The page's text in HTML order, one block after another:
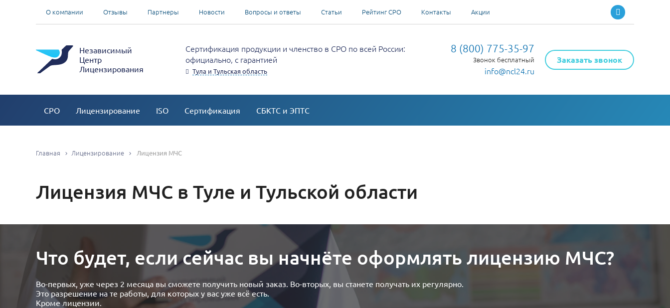
О компании Отзывы Партнеры Новости Вопросы и ответы Статьи Рейтинг СРО Контакты Акции
Независимый
Центр
Лицензирования
Сертификация продукции и членство в СРО по всей России:
официально, с гарантией
Тула и Тульская область
8 (800) 775-35-97
Звонок бесплатный
info@ncl24.ru
Заказать звонок
СРО Лицензирование ISO Сертификация СБКТС и ЭПТС
Главная Лицензирование Лицензия МЧС
Лицензия МЧС в Туле и Тульской области
Что будет, если сейчас вы начнёте оформлять лицензию МЧС?
Во-первых, уже через 2 месяца вы сможете получить новый заказ. Во-вторых, вы станете получать их регулярно.
Это разрешение на те работы, для которых у вас уже всё есть.
Кроме лицензии.